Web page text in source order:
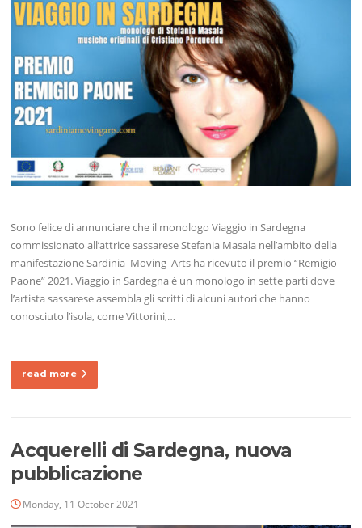
Sono felice di annunciare che il monologo Viaggio in Sardegna
commissionato all’attrice sassarese Stefania Masala nell’ambito della
manifestazione Sardinia_Moving_Arts ha ricevuto il premio “Remigio
Paone” 2021. Viaggio in Sardegna è un monologo in sette parti dove
l’artista sassarese assembla gli scritti di alcuni autori che hanno
conosciuto l’isola, come Vittorini,…
read more
Acquerelli di Sardegna, nuova
pubblicazione
Monday, 11 October 2021